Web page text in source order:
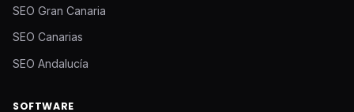
SEO Gran Canaria
SEO Canarias
SEO Andalucía
SOFTWARE